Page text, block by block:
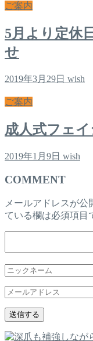
ご案内
5月より定休
せ
2019年3月29日 wish
ご案内
成人式フェ
2019年1月9日 wish
COMMENT
メールアドレスが公
ている欄は必須項目